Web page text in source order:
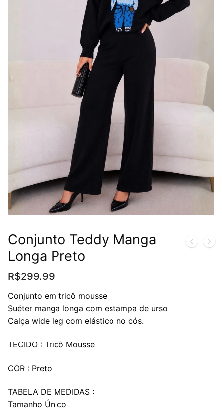
Conjunto Teddy Manga
Longa Preto
R$299.99
Conjunto em tricô mousse
Suéter manga longa com estampa de urso
Calça wide leg com elástico no cós.
TECIDO : Tricô Mousse
COR : Preto
TABELA DE MEDIDAS :
Tamanho Único